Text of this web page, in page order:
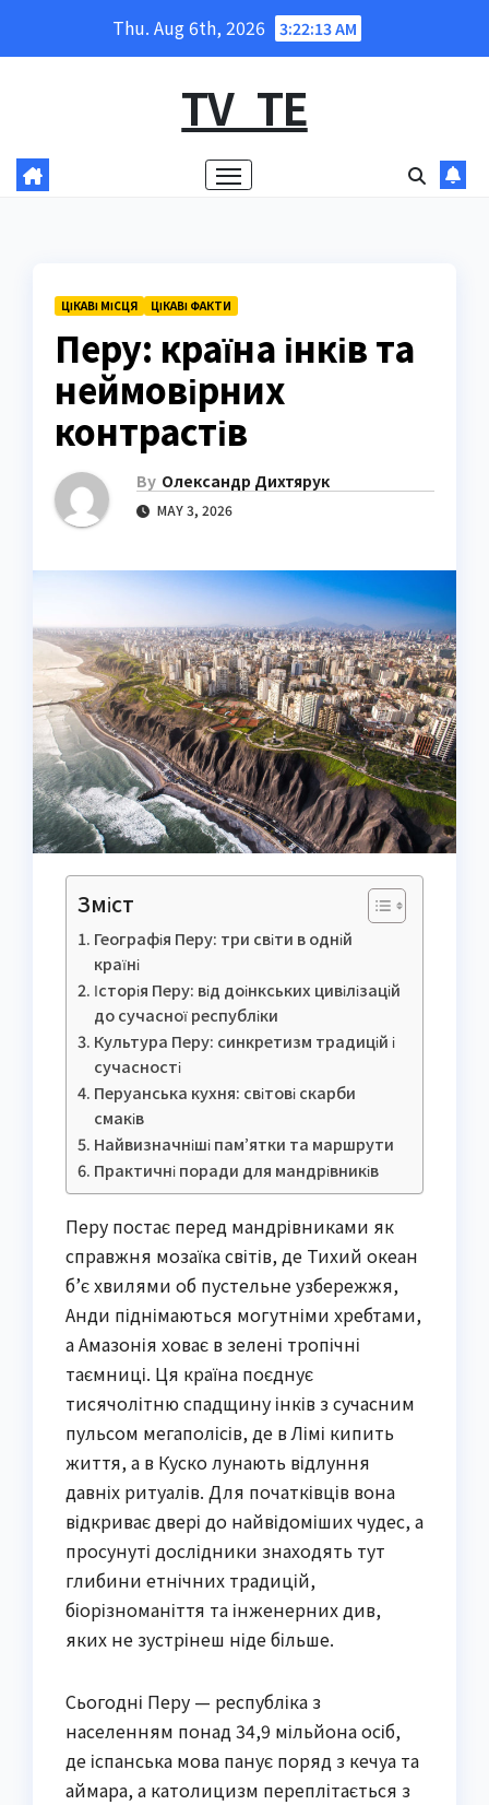
Thu. Aug 6th, 2026 3:22:15 AM
TV_TE
ЦІКАВІ МІСЦЯ ЦІКАВІ ФАКТИ
Перу: країна інків та
неймовірних
контрастів
By Олександр Дихтярук
MAY 3, 2026
Зміст
Географія Перу: три світи в одній
країні
Історія Перу: від доінкських цивілізацій
до сучасної республіки
Культура Перу: синкретизм традицій і
сучасності
Перуанська кухня: світові скарби
смаків
Найвизначніші пам’ятки та маршрути
Практичні поради для мандрівників
Перу постає перед мандрівниками як
справжня мозаїка світів, де Тихий океан
б’є хвилями об пустельне узбережжя,
Анди піднімаються могутніми хребтами,
а Амазонія ховає в зелені тропічні
таємниці. Ця країна поєднує
тисячолітню спадщину інків з сучасним
пульсом мегаполісів, де в Лімі кипить
життя, а в Куско лунають відлуння
давніх ритуалів. Для початківців вона
відкриває двері до найвідоміших чудес, а
просунуті дослідники знаходять тут
глибини етнічних традицій,
біорізноманіття та інженерних див,
яких не зустрінеш ніде більше.
Сьогодні Перу — республіка з
населенням понад 34,9 мільйона осіб,
де іспанська мова панує поряд з кечуа та
аймара, а католицизм переплітається з